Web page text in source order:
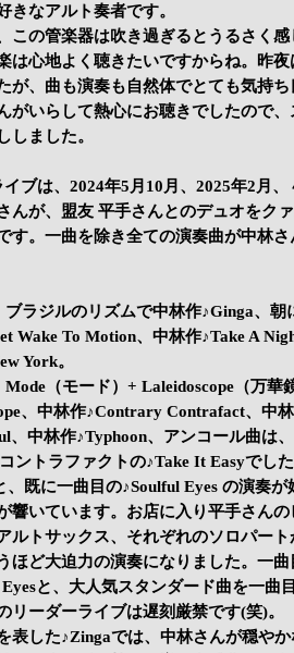
きなアルト奏者です。
この管楽器は吹き過ぎるとうるさく感
は心地よく聴きたいですからね。昨夜
が、曲も演奏も自然体でとても気持ち
がいらして熱心にお聴きでしたので、
しました。
ブは、2024年5月10月、2025年2月、
んが、盟友 平手さんとのデュオをク
す。一曲を除き全ての演奏曲が中林さ
ラジルのリズムで中林作♪Ginga、朝
Wake To Motion、中林作♪Take A
York。
（モード）+ Laleidoscope（万華
、中林作♪Contrary Contrafact、中
中林作♪Typhoon、アンコール曲は、
ントラファクトの♪Take It Easyでした
既に一曲目の♪Soulful Eyes の演奏が
響いています。お店に入り平手さんの
ルトサックス、それぞれのソロパート
ほど大迫力の演奏になりました。一曲
と、大人気スタンダード曲を一曲
ーダーライブは遅刻厳禁です(笑)。
表した♪Zingaでは、中林さんが穏や